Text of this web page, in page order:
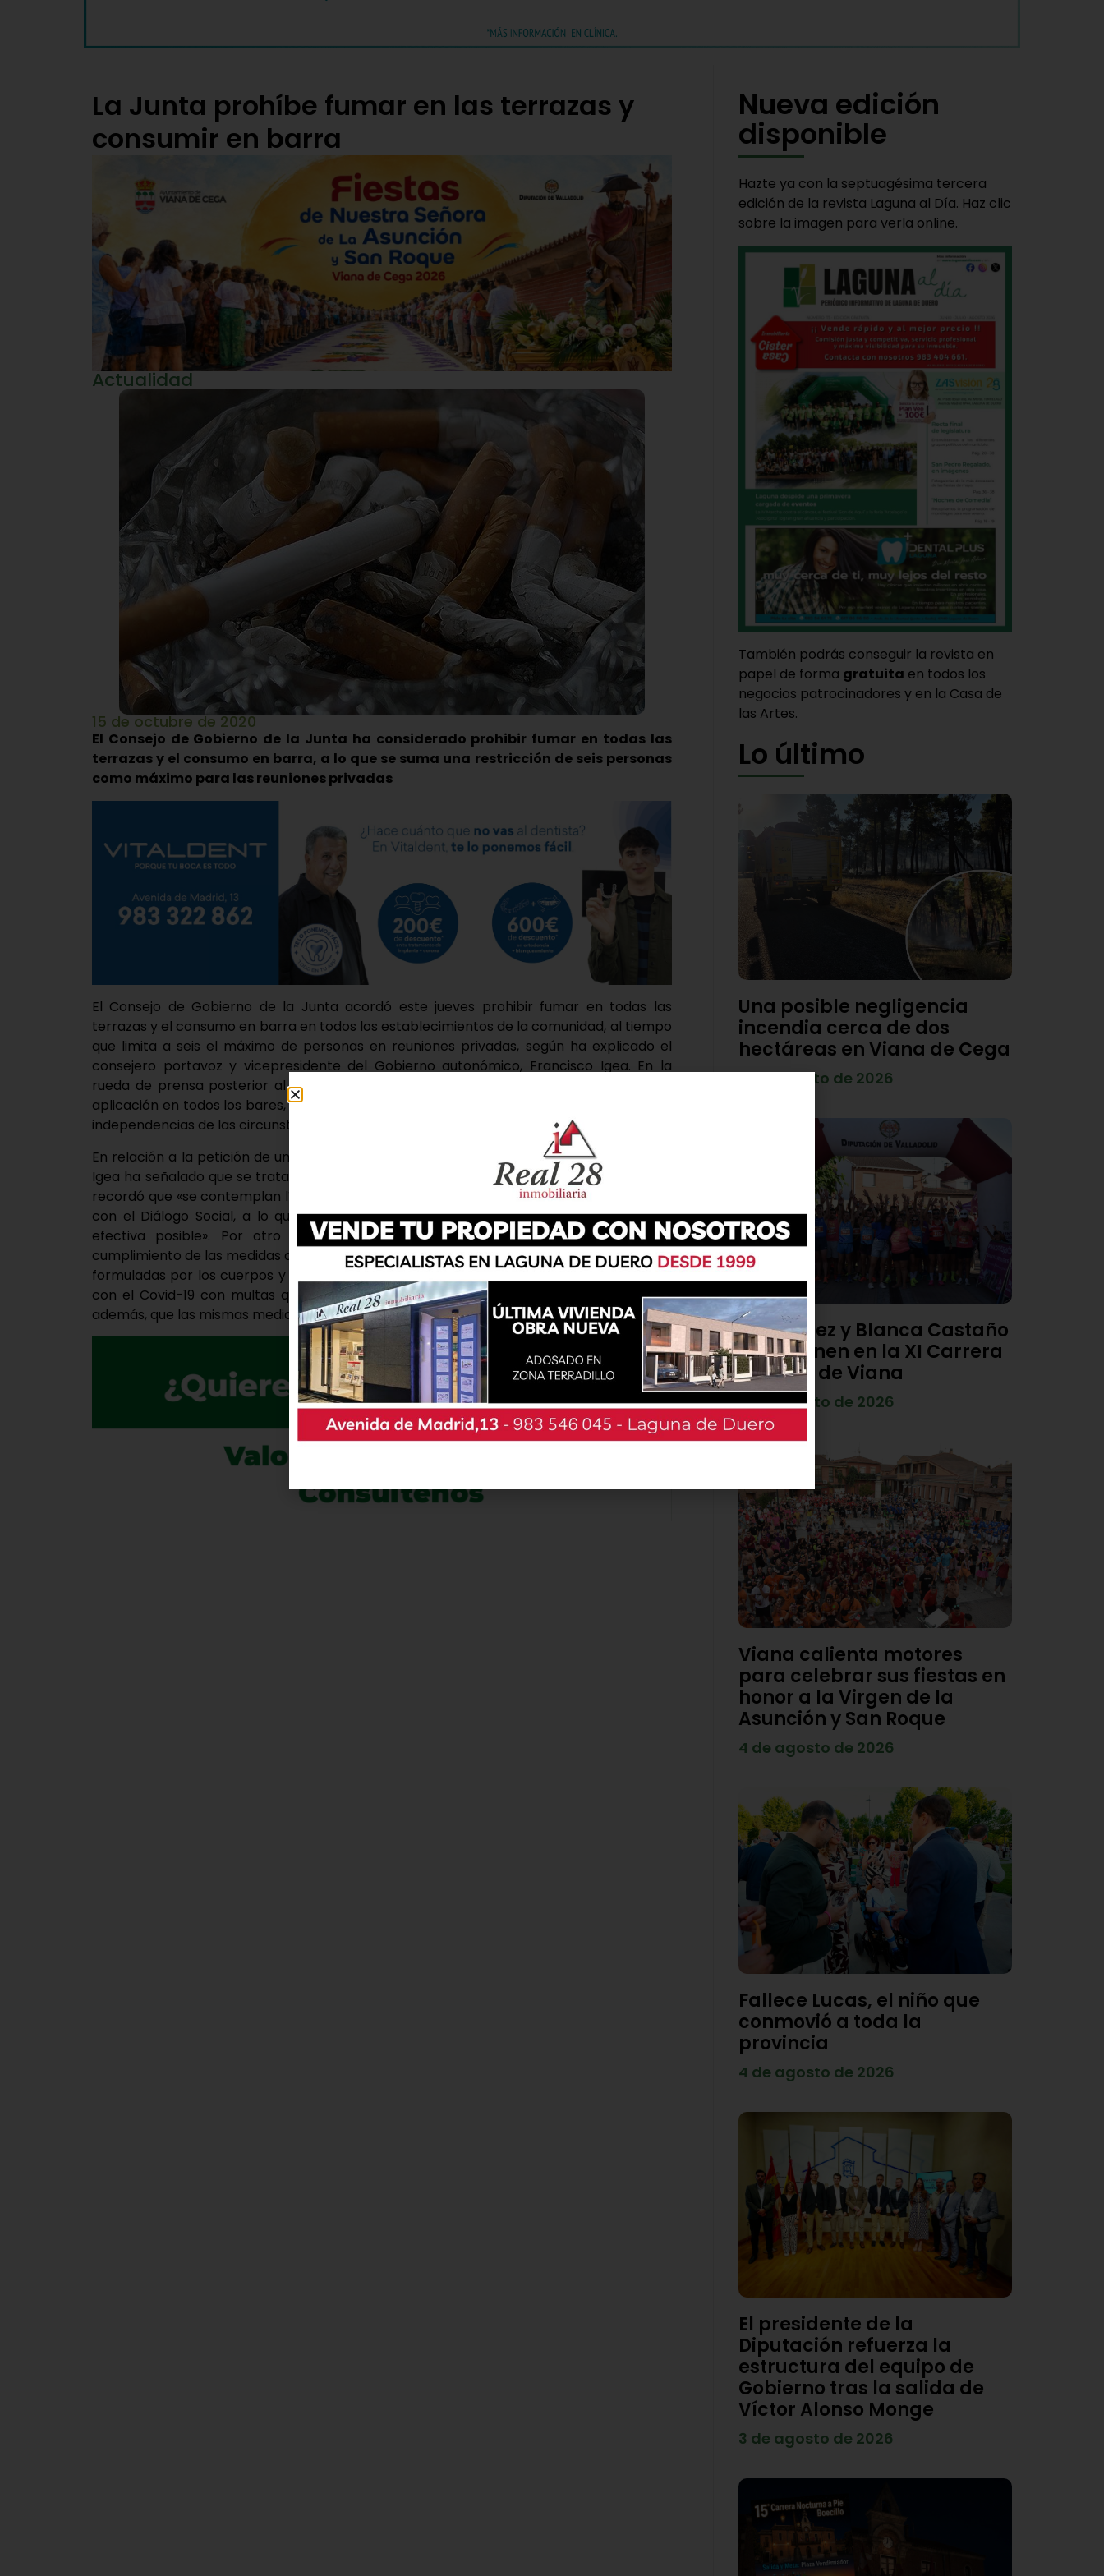
La Junta prohíbe fumar en las terrazas y
consumir en barra
Actualidad
15 de octubre de 2020
El Consejo de Gobierno de la Junta ha considerado prohibir fumar en todas las
terrazas y el consumo en barra, a lo que se suma una restricción de seis personas
como máximo para las reuniones privadas
El Consejo de Gobierno de la Junta acordó este jueves prohibir fumar en todas las
terrazas y el consumo en barra en todos los establecimientos de la comunidad, al tiempo
que limita a seis el máximo de personas en reuniones privadas, según ha explicado el
consejero portavoz y vicepresidente del Gobierno autonómico, Francisco Igea. En la
rueda de prensa posterior al Consejo de Gobierno, Igea recalcó que la medida «es de
aplicación en todos los bares, cafeterías y locales de restauración de la Comunidad, con
independencias de las circunstancias».
En relación a la petición de un plan de rescate solicitado por la asociación de hostelero,
Igea ha señalado que se trata de uno de los sectores más afectados por la pandemia y
recordó que «se contemplan líneas y subvenciones en el plan de choque que se negocia
con el Diálogo Social, a lo que unió el compromiso de la Junta de dar la ayuda más
efectiva posible». Por otro lado, anunció que van a ser “muy estrictos” con el
cumplimiento de las medidas que se ponen en marcha y subrayó que de 8.400 denuncias,
formuladas por los cuerpos y fuerzas de seguridad, un total de 1.400 están relacionadas
con el Covid-19 con multas que pueden llegar a los 120.000 euros. Igea ha reclamado,
además, que las mismas medidas aplicadas sean iguales para todo el país.
Nueva edición
disponible
Hazte ya con la septuagésima tercera
edición de la revista Laguna al Día. Haz clic
sobre la imagen para verla online.
También podrás conseguir la revista en
papel de forma gratuita en todos los
negocios patrocinadores y en la Casa de
las Artes.
Lo último
Una posible negligencia
incendia cerca de dos
hectáreas en Viana de Cega
7 de agosto de 2026
Diego Díez y Blanca Castaño
se imponen en la XI Carrera
Popular de Viana
4 de agosto de 2026
Viana calienta motores
para celebrar sus fiestas en
honor a la Virgen de la
Asunción y San Roque
4 de agosto de 2026
Fallece Lucas, el niño que
conmovió a toda la
provincia
4 de agosto de 2026
El presidente de la
Diputación refuerza la
estructura del equipo de
Gobierno tras la salida de
Víctor Alonso Monge
3 de agosto de 2026